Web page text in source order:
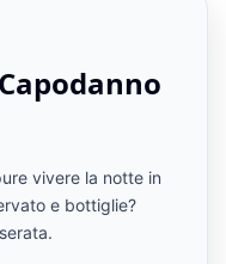
vivere la notte in
e bottiglie?